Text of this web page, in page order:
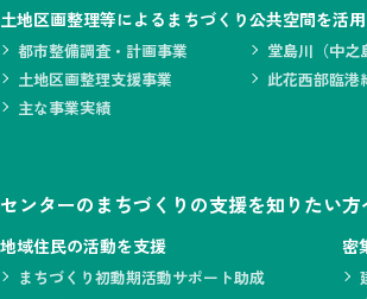
土地区画整理等によるまちづくり
都市整備調査・計画事業
土地区画整理支援事業
主な事業実績
公共空間を活
堂島川（中之
此花西部臨港
センターのまちづくりの支援を知りたい方
地域住民の活動を支援
まちづくり初動期活動サポート助成
密